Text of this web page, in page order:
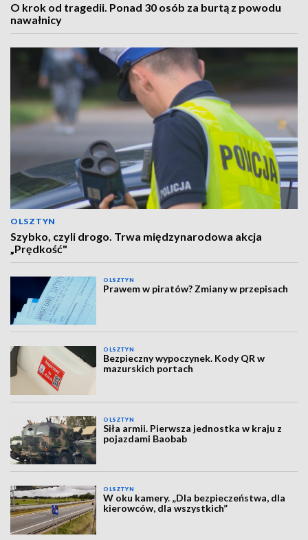
O krok od tragedii. Ponad 30 osób za burtą z powodu
nawałnicy
OLSZTYN
Szybko, czyli drogo. Trwa międzynarodowa akcja
„Prędkość"
OLSZTYN
Prawem w piratów? Zmiany w przepisach
OLSZTYN
Bezpieczny wypoczynek. Kody QR w
mazurskich portach
OLSZTYN
Siła armii. Pierwsza jednostka w kraju z
pojazdami Baobab
OLSZTYN
W oku kamery. „Dla bezpieczeństwa, dla
kierowców, dla wszystkich”